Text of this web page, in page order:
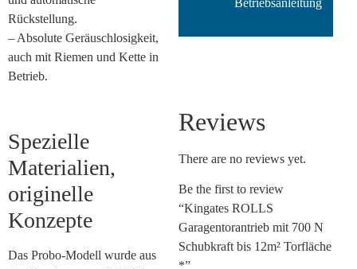
Rückstellung.
– Absolute Geräuschlosigkeit,
auch mit Riemen und Kette in
Betrieb.
Spezielle
Materialien,
originelle
Konzepte
Das Probo-Modell wurde aus
Reviews
There are no reviews yet.
Be the first to review
“Kingates ROLLS
Garagentorantrieb mit 700 N
Schubkraft bis 12m² Torfläche
*”